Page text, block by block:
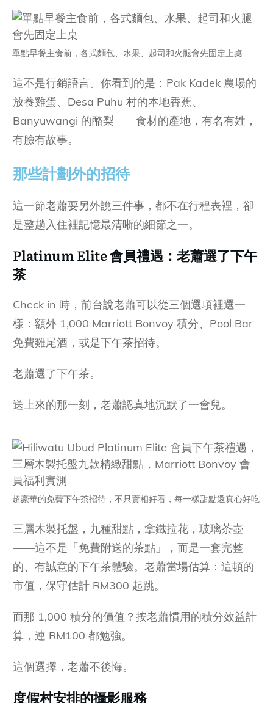
單點早餐主食前，各式麵包、水果、起司和火腿會先固定上桌
這不是行銷語言。你看到的是：Pak Kadek 農場的
放養雞蛋、Desa Puhu 村的本地香蕉、
Banyuwangi 的酪梨——食材的產地，有名有姓，
有臉有故事。
那些計劃外的招待
這一節老蕭要另外說三件事，都不在行程表裡，卻
是整趟入住裡記憶最清晰的細節之一。
Platinum Elite 會員禮遇：老蕭選了下午
茶
Check in 時，前台說老蕭可以從三個選項裡選一
樣：額外 1,000 Marriott Bonvoy 積分、Pool Bar
免費雞尾酒，或是下午茶招待。
老蕭選了下午茶。
送上來的那一刻，老蕭認真地沉默了一會兒。
超豪華的免費下午茶招待，不只賣相好看，每一樣甜點還真心好吃
三層木製托盤，九種甜點，拿鐵拉花，玻璃茶壺
——這不是「免費附送的茶點」，而是一套完整
的、有誠意的下午茶體驗。老蕭當場估算：這頓的
市值，保守估計 RM300 起跳。
而那 1,000 積分的價值？按老蕭慣用的積分效益計
算，連 RM100 都勉強。
這個選擇，老蕭不後悔。
度假村安排的攝影服務